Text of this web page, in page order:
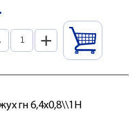
+
гн 6,4x0,8\\1H